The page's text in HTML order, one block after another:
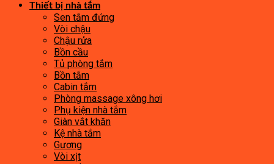
Thiết bị nhà tắm
Sen tắm đứng
Vòi chậu
Chậu rửa
Bồn cầu
Tủ phòng tắm
Bồn tắm
Cabin tắm
Phòng massage xông hơi
Phụ kiện nhà tắm
Giàn vắt khăn
Kệ nhà tắm
Gương
Vòi xịt